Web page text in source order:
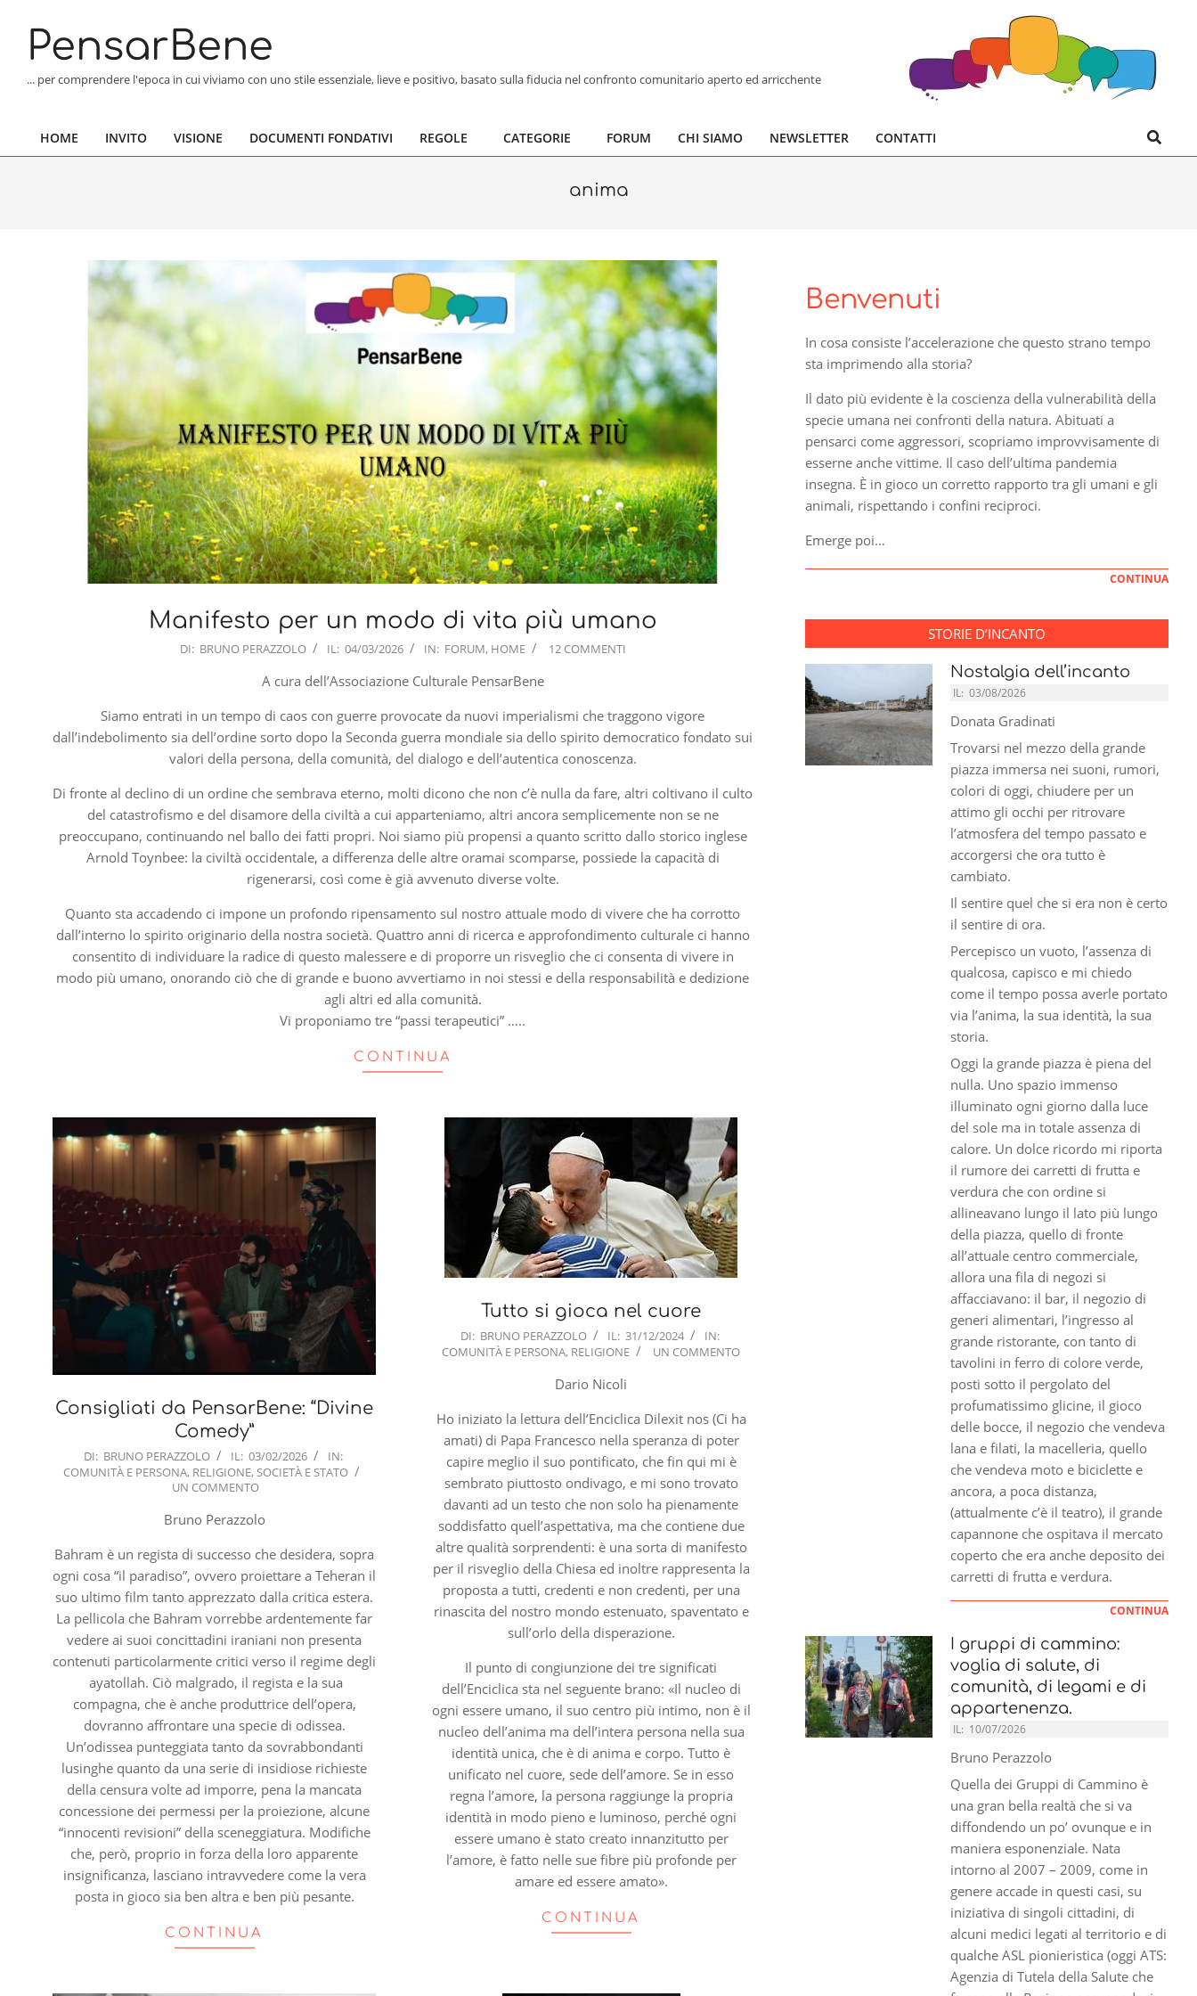
contentPensarBene
... per comprendere l'epoca in cui viviamo con uno stile essenziale, lieve e positivo, basato sulla fiducia nel confronto comunitario aperto ed arricchente
Primary
HOME INVITO VISIONE DOCUMENTI FONDATIVI REGOLE CATEGORIE FORUM CHI SIAMO NEWSLETTER CONTATTI Search
anima
Manifesto per un modo di vita più umano
DI: BRUNO PERAZZOLO IL: 04/03/2026 IN: FORUM, HOME 12 COMMENTI
A cura dell’Associazione Culturale PensarBene
Siamo entrati in un tempo di caos con guerre provocate da nuovi imperialismi che traggono vigore
dall’indebolimento sia dell’ordine sorto dopo la Seconda guerra mondiale sia dello spirito democratico fondato sui
valori della persona, della comunità, del dialogo e dell’autentica conoscenza.
Di fronte al declino di un ordine che sembrava eterno, molti dicono che non c’è nulla da fare, altri coltivano il culto
del catastrofismo e del disamore della civiltà a cui apparteniamo, altri ancora semplicemente non se ne
preoccupano, continuando nel ballo dei fatti propri. Noi siamo più propensi a quanto scritto dallo storico inglese
Arnold Toynbee: la civiltà occidentale, a differenza delle altre oramai scomparse, possiede la capacità di
rigenerarsi, così come è già avvenuto diverse volte.
Quanto sta accadendo ci impone un profondo ripensamento sul nostro attuale modo di vivere che ha corrotto
dall’interno lo spirito originario della nostra società. Quattro anni di ricerca e approfondimento culturale ci hanno
consentito di individuare la radice di questo malessere e di proporre un risveglio che ci consenta di vivere in
modo più umano, onorando ciò che di grande e buono avvertiamo in noi stessi e della responsabilità e dedizione
agli altri ed alla comunità.
Vi proponiamo tre “passi terapeutici” …..
CONTINUA
Consigliati da PensarBene: “Divine
Comedy”
2026-
02-
DI: BRUNO PERAZZOLO IL: 03/02/2026
IN:
COMUNITÀ E PERSONA, RELIGIONE, SOCIETÀ E STATO
UN COMMENTO
Bruno Perazzolo
Bahram è un regista di successo che desidera, sopra
ogni cosa “il paradiso”, ovvero proiettare a Teheran il
suo ultimo film tanto apprezzato dalla critica estera.
La pellicola che Bahram vorrebbe ardentemente far
vedere ai suoi concittadini iraniani non presenta
contenuti particolarmente critici verso il regime degli
ayatollah. Ciò malgrado, il regista e la sua
compagna, che è anche produttrice dell’opera,
dovranno affrontare una specie di odissea.
Un’odissea punteggiata tanto da sovrabbondanti
lusinghe quanto da una serie di insidiose richieste
della censura volte ad imporre, pena la mancata
concessione dei permessi per la proiezione, alcune
“innocenti revisioni” della sceneggiatura. Modifiche
che, però, proprio in forza della loro apparente
insignificanza, lasciano intravvedere come la vera
posta in gioco sia ben altra e ben più pesante.
CONTINUA
Tutto si gioca nel cuore
2024-
12-
DI: BRUNO PERAZZOLO IL: 31/12/2024
IN:
COMUNITÀ E PERSONA, RELIGIONE UN COMMENTO
Dario Nicoli
Ho iniziato la lettura dell’Enciclica Dilexit nos (Ci ha
amati) di Papa Francesco nella speranza di poter
capire meglio il suo pontificato, che fin qui mi è
sembrato piuttosto ondivago, e mi sono trovato
davanti ad un testo che non solo ha pienamente
soddisfatto quell’aspettativa, ma che contiene due
altre qualità sorprendenti: è una sorta di manifesto
per il risveglio della Chiesa ed inoltre rappresenta la
proposta a tutti, credenti e non credenti, per una
rinascita del nostro mondo estenuato, spaventato e
sull’orlo della disperazione.
Il punto di congiunzione dei tre significati
dell’Enciclica sta nel seguente brano: «Il nucleo di
ogni essere umano, il suo centro più intimo, non è il
nucleo dell’anima ma dell’intera persona nella sua
identità unica, che è di anima e corpo. Tutto è
unificato nel cuore, sede dell’amore. Se in esso
regna l’amore, la persona raggiunge la propria
identità in modo pieno e luminoso, perché ogni
essere umano è stato creato innanzitutto per
l’amore, è fatto nelle sue fibre più profonde per
amare ed essere amato».
CONTINUA
Benvenuti
In cosa consiste l’accelerazione che questo strano tempo
sta imprimendo alla storia?
Il dato più evidente è la coscienza della vulnerabilità della
specie umana nei confronti della natura. Abituati a
pensarci come aggressori, scopriamo improvvisamente di
esserne anche vittime. Il caso dell’ultima pandemia
insegna. È in gioco un corretto rapporto tra gli umani e gli
animali, rispettando i confini reciproci.
Emerge poi…
CONTINUA
STORIE D’INCANTO
Nostalgia dell’incanto
IL: 03/08/2026
Donata Gradinati
Trovarsi nel mezzo della grande
piazza immersa nei suoni, rumori,
colori di oggi, chiudere per un
attimo gli occhi per ritrovare
l’atmosfera del tempo passato e
accorgersi che ora tutto è
cambiato.
Il sentire quel che si era non è certo
il sentire di ora.
Percepisco un vuoto, l’assenza di
qualcosa, capisco e mi chiedo
come il tempo possa averle portato
via l’anima, la sua identità, la sua
storia.
Oggi la grande piazza è piena del
nulla. Uno spazio immenso
illuminato ogni giorno dalla luce
del sole ma in totale assenza di
calore. Un dolce ricordo mi riporta
il rumore dei carretti di frutta e
verdura che con ordine si
allineavano lungo il lato più lungo
della piazza, quello di fronte
all’attuale centro commerciale,
allora una fila di negozi si
affacciavano: il bar, il negozio di
generi alimentari, l’ingresso al
grande ristorante, con tanto di
tavolini in ferro di colore verde,
posti sotto il pergolato del
profumatissimo glicine, il gioco
delle bocce, il negozio che vendeva
lana e filati, la macelleria, quello
che vendeva moto e biciclette e
ancora, a poca distanza,
(attualmente c’è il teatro), il grande
capannone che ospitava il mercato
coperto che era anche deposito dei
carretti di frutta e verdura.
CONTINUA
I gruppi di cammino:
voglia di salute, di
comunità, di legami e di
appartenenza.
IL: 10/07/2026
Bruno Perazzolo
Quella dei Gruppi di Cammino è
una gran bella realtà che si va
diffondendo un po’ ovunque e in
maniera esponenziale. Nata
intorno al 2007 – 2009, come in
genere accade in questi casi, su
iniziativa di singoli cittadini, di
alcuni medici legati al territorio e di
qualche ASL pionieristica (oggi ATS:
Agenzia di Tutela della Salute che